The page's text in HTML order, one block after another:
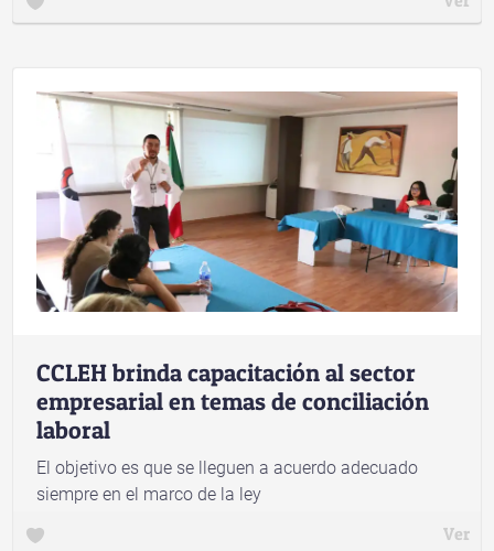
hidalguenses pertenecientes a 17 municipios con
CCLEH brinda capacitación al sector
empresarial en temas de conciliación
laboral
El objetivo es que se lleguen a acuerdo adecuado
siempre en el marco de la ley
Ver